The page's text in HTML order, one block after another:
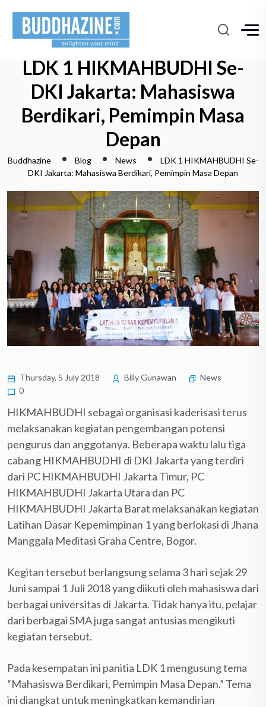
LDK 1 HIKMAHBUDHI Se-
DKI Jakarta: Mahasiswa
Berdikari, Pemimpin Masa
Depan
Buddhazine Blog News
LDK 1 HIKMAHBUDHI Se-
DKI Jakarta: Mahasiswa Berdikari, Pemimpin Masa Depan
Thursday, 5 July 2018 Billy Gunawan
News
0
HIKMAHBUDHI sebagai organisasi kaderisasi terus
melaksanakan kegiatan pengembangan potensi
pengurus dan anggotanya. Beberapa waktu lalu tiga
cabang HIKMAHBUDHI di DKI Jakarta yang terdiri
dari PC HIKMAHBUDHI Jakarta Timur, PC
HIKMAHBUDHI Jakarta Utara dan PC
HIKMAHBUDHI Jakarta Barat melaksanakan kegiatan
Latihan Dasar Kepemimpinan 1 yang berlokasi di Jhana
Manggala Meditasi Graha Centre, Bogor.
Kegitan tersebut berlangsung selama 3 hari sejak 29
Juni sampai 1 Juli 2018 yang diikuti oleh mahasiswa dari
berbagai universitas di Jakarta. Tidak hanya itu, pelajar
dari berbagai SMA juga sangat antusias mengikuti
kegiatan tersebut.
Pada kesempatan ini panitia LDK 1 mengusung tema
“Mahasiswa Berdikari, Pemimpin Masa Depan.” Tema
ini diangkat untuk meningkatkan kemandirian